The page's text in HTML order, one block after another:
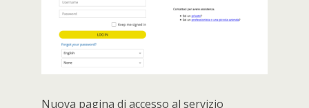
Nuova pagina di accesso al servizio